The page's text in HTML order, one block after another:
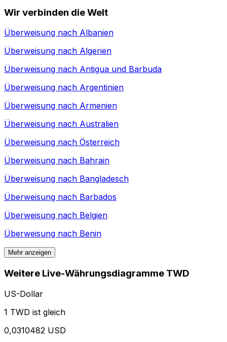
Wir verbinden die Welt
Überweisung nach Albanien
Überweisung nach Algerien
Überweisung nach Antigua und Barbuda
Überweisung nach Argentinien
Überweisung nach Armenien
Überweisung nach Australien
Überweisung nach Österreich
Überweisung nach Bahrain
Überweisung nach Bangladesch
Überweisung nach Barbados
Überweisung nach Belgien
Überweisung nach Benin
Mehr anzeigen
Weitere Live-Währungsdiagramme TWD
US-Dollar
1 TWD ist gleich
0,0310482 USD